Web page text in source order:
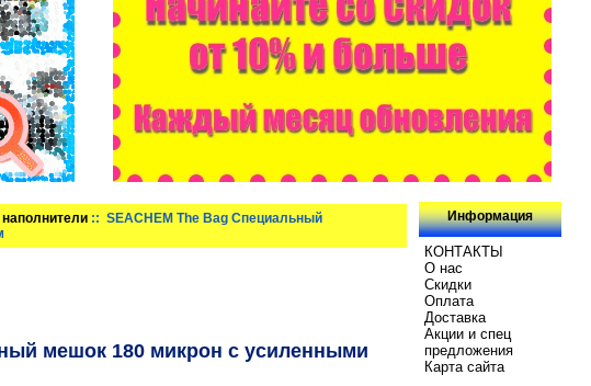
:: SEACHEM The Bag Специальный
мешок 180 микрон с усиленными
Информация
КОНТАКТЫ
О нас
Скидки
Oплатa
Доставка
Акции и спец
предложения
Карта сайта